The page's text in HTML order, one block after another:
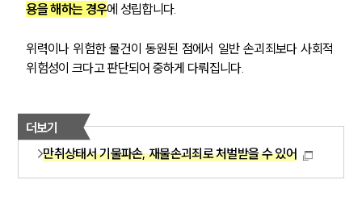
용을 해하는 경우에 성립합니다.
위력이나 위험한 물건이 동원된 점에서 일반 손괴죄보다 사회적
위험성이 크다고 판단되어 중하게 다뤄집니다.
더보기
만취상태서 기물파손, 재물손괴죄로 처벌받을 수 있어